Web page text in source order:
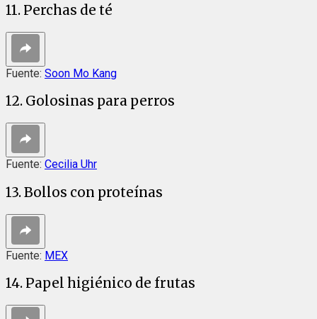
11. Perchas de té
Fuente: Soon Mo Kang
12. Golosinas para perros
Fuente: Cecilia Uhr
13. Bollos con proteínas
Fuente: MEX
14. Papel higiénico de frutas